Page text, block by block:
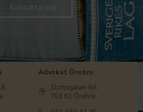
Kontakta oss
Advokat Örebro
Slottsgatan 8A
703 61 Örebro